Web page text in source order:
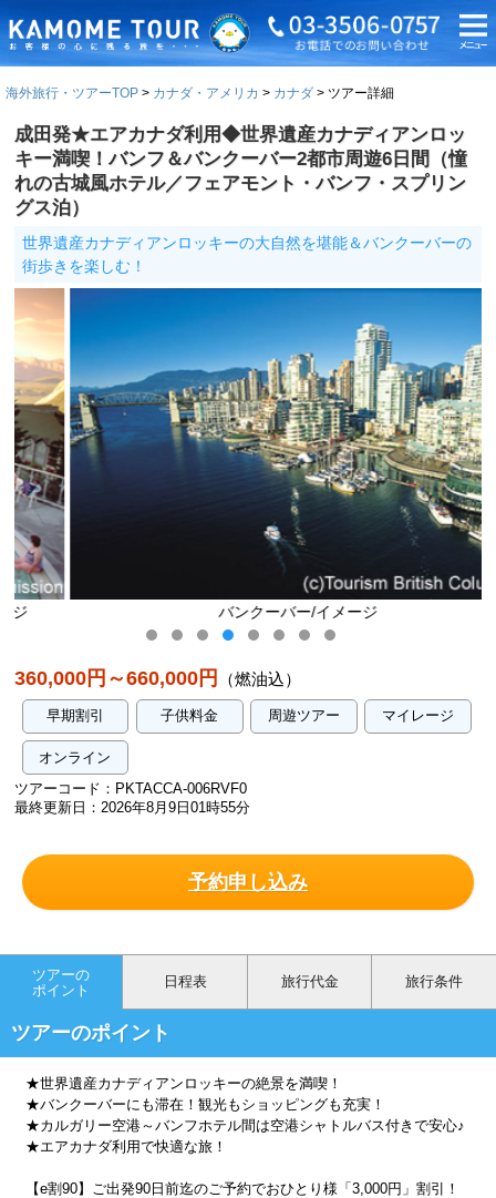
海外旅行・ツアーTOP カナダ・アメリカ カナダ ツアー詳細
成田発★エアカナダ利用◆世界遺産カナディアンロッ
キー満喫！バンフ＆バンクーバー2都市周遊6日間（憧
れの古城風ホテル／フェアモント・バンフ・スプリン
グス泊）
世界遺産カナディアンロッキーの大自然を堪能＆バンクーバーの
街歩きを楽しむ！
バンクーバー/イメージ
360,000円～660,000円 （燃油込）
早期割引 子供料金 周遊ツアー マイレージ
オンライン
ツアーコード：PKTACCA-006RVF0
最終更新日：2026年8月9日01時55分
予約申し込み
ツアーの
ポイント
日程表 旅行代金 旅行条件
ツアーのポイント
★世界遺産カナディアンロッキーの絶景を満喫！
★バンクーバーにも滞在！観光もショッピングも充実！
★カルガリー空港～バンフホテル間は空港シャトルバス付きで安心♪
★エアカナダ利用で快適な旅！
【e割90】ご出発90日前迄のご予約でおひとり様「3,000円」割引！